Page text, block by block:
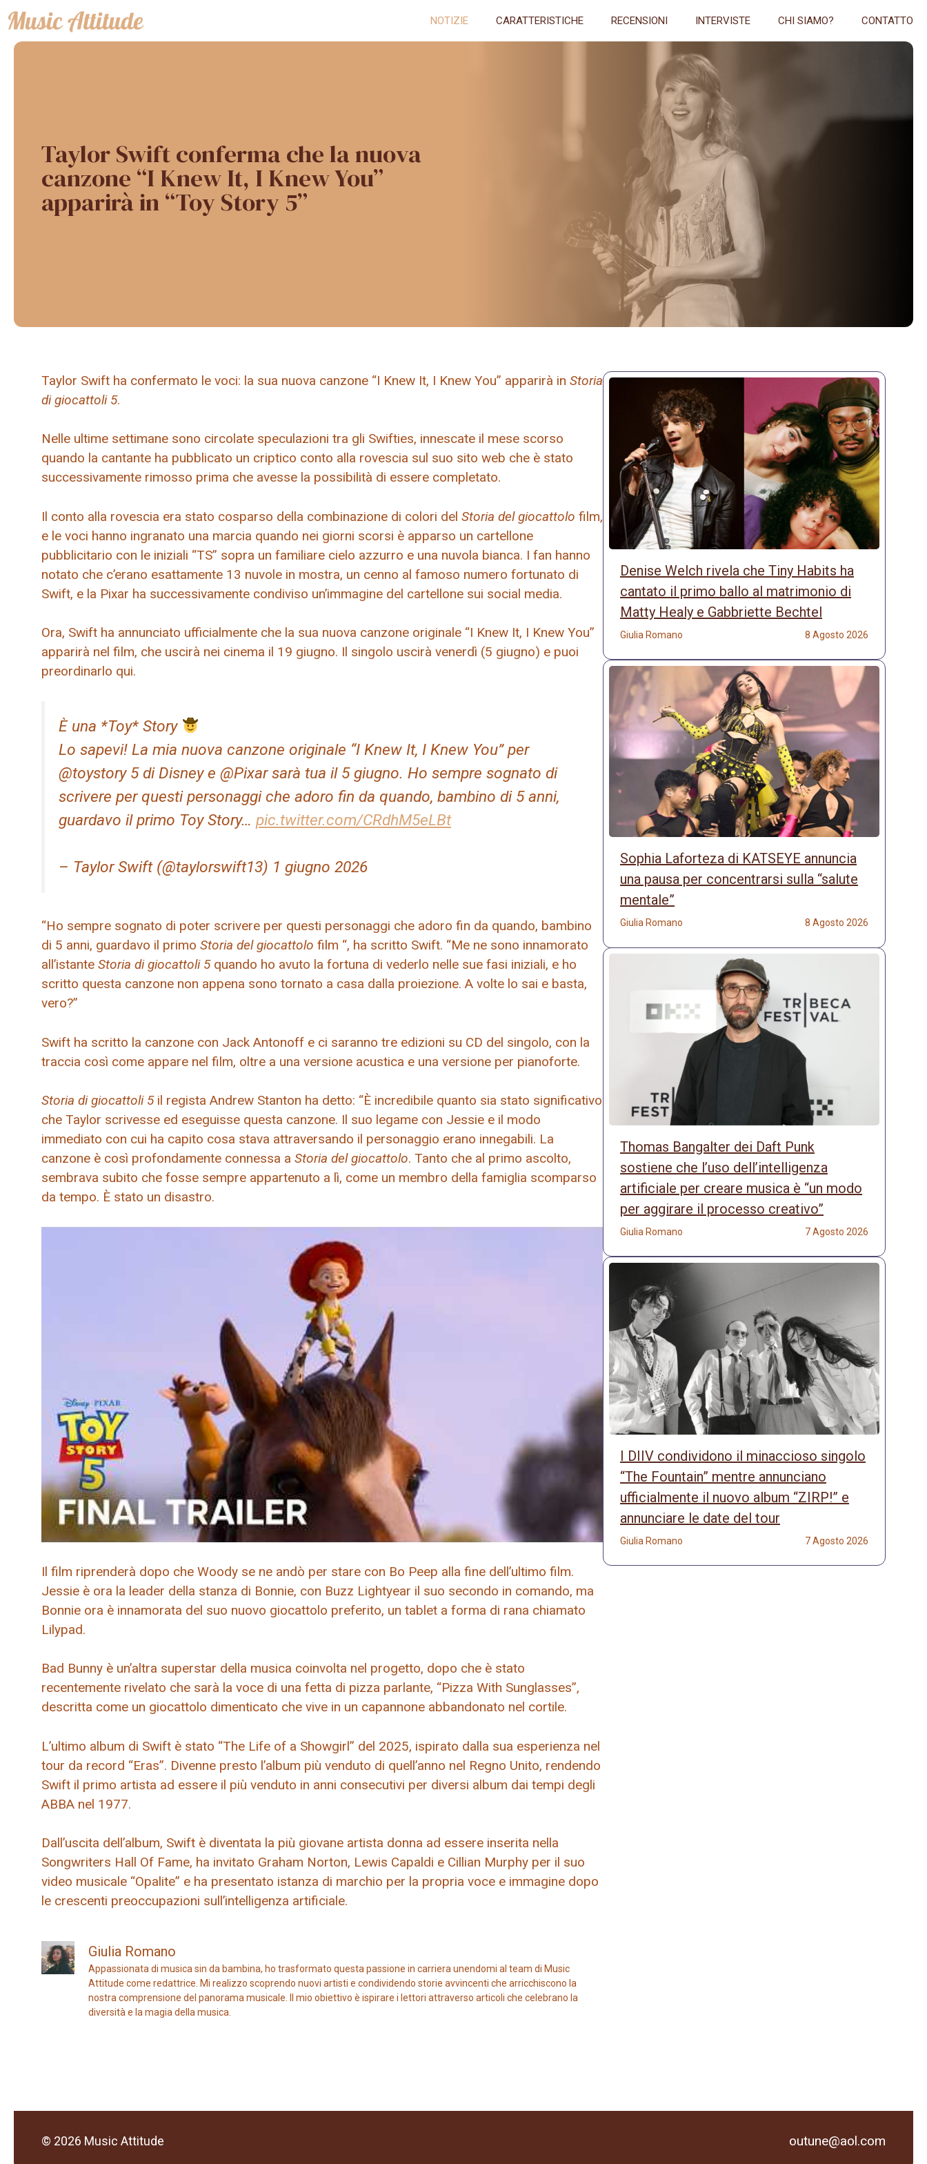
Vai
al
contenuto
NOTIZIE CARATTERISTICHE RECENSIONI INTERVISTE CHI SIAMO? CONTATTO
Taylor Swift conferma che la nuova
canzone “I Knew It, I Knew You”
apparirà in “Toy Story 5”
Taylor Swift ha confermato le voci: la sua nuova canzone “I Knew It, I Knew You” apparirà in Storia
di giocattoli 5.
Nelle ultime settimane sono circolate speculazioni tra gli Swifties, innescate il mese scorso
quando la cantante ha pubblicato un criptico conto alla rovescia sul suo sito web che è stato
successivamente rimosso prima che avesse la possibilità di essere completato.
Il conto alla rovescia era stato cosparso della combinazione di colori del Storia del giocattolo film,
e le voci hanno ingranato una marcia quando nei giorni scorsi è apparso un cartellone
pubblicitario con le iniziali “TS” sopra un familiare cielo azzurro e una nuvola bianca. I fan hanno
notato che c’erano esattamente 13 nuvole in mostra, un cenno al famoso numero fortunato di
Swift, e la Pixar ha successivamente condiviso un’immagine del cartellone sui social media.
Ora, Swift ha annunciato ufficialmente che la sua nuova canzone originale “I Knew It, I Knew You”
apparirà nel film, che uscirà nei cinema il 19 giugno. Il singolo uscirà venerdì (5 giugno) e puoi
preordinarlo qui.
È una *Toy* Story
Lo sapevi! La mia nuova canzone originale “I Knew It, I Knew You” per
@toystory 5 di Disney e @Pixar sarà tua il 5 giugno. Ho sempre sognato di
scrivere per questi personaggi che adoro fin da quando, bambino di 5 anni,
guardavo il primo Toy Story… pic.twitter.com/CRdhM5eLBt
– Taylor Swift (@taylorswift13) 1 giugno 2026
“Ho sempre sognato di poter scrivere per questi personaggi che adoro fin da quando, bambino
di 5 anni, guardavo il primo Storia del giocattolo film “, ha scritto Swift. “Me ne sono innamorato
all’istante Storia di giocattoli 5 quando ho avuto la fortuna di vederlo nelle sue fasi iniziali, e ho
scritto questa canzone non appena sono tornato a casa dalla proiezione. A volte lo sai e basta,
vero?”
Swift ha scritto la canzone con Jack Antonoff e ci saranno tre edizioni su CD del singolo, con la
traccia così come appare nel film, oltre a una versione acustica e una versione per pianoforte.
Storia di giocattoli 5 il regista Andrew Stanton ha detto: “È incredibile quanto sia stato significativo
che Taylor scrivesse ed eseguisse questa canzone. Il suo legame con Jessie e il modo
immediato con cui ha capito cosa stava attraversando il personaggio erano innegabili. La
canzone è così profondamente connessa a Storia del giocattolo. Tanto che al primo ascolto,
sembrava subito che fosse sempre appartenuto a lì, come un membro della famiglia scomparso
da tempo. È stato un disastro.
Il film riprenderà dopo che Woody se ne andò per stare con Bo Peep alla fine dell’ultimo film.
Jessie è ora la leader della stanza di Bonnie, con Buzz Lightyear il suo secondo in comando, ma
Bonnie ora è innamorata del suo nuovo giocattolo preferito, un tablet a forma di rana chiamato
Lilypad.
Bad Bunny è un’altra superstar della musica coinvolta nel progetto, dopo che è stato
recentemente rivelato che sarà la voce di una fetta di pizza parlante, “Pizza With Sunglasses”,
descritta come un giocattolo dimenticato che vive in un capannone abbandonato nel cortile.
L’ultimo album di Swift è stato “The Life of a Showgirl” del 2025, ispirato dalla sua esperienza nel
tour da record “Eras”. Divenne presto l’album più venduto di quell’anno nel Regno Unito, rendendo
Swift il primo artista ad essere il più venduto in anni consecutivi per diversi album dai tempi degli
ABBA nel 1977.
Dall’uscita dell’album, Swift è diventata la più giovane artista donna ad essere inserita nella
Songwriters Hall Of Fame, ha invitato Graham Norton, Lewis Capaldi e Cillian Murphy per il suo
video musicale “Opalite” e ha presentato istanza di marchio per la propria voce e immagine dopo
le crescenti preoccupazioni sull’intelligenza artificiale.
Giulia Romano
Appassionata di musica sin da bambina, ho trasformato questa passione in carriera unendomi al team di Music
Attitude come redattrice. Mi realizzo scoprendo nuovi artisti e condividendo storie avvincenti che arricchiscono la
nostra comprensione del panorama musicale. Il mio obiettivo è ispirare i lettori attraverso articoli che celebrano la
diversità e la magia della musica.
Denise Welch rivela che Tiny Habits ha
cantato il primo ballo al matrimonio di
Matty Healy e Gabbriette Bechtel
Giulia Romano 8 Agosto 2026
Sophia Laforteza di KATSEYE annuncia
una pausa per concentrarsi sulla “salute
mentale”
Giulia Romano 8 Agosto 2026
Thomas Bangalter dei Daft Punk
sostiene che l’uso dell’intelligenza
artificiale per creare musica è “un modo
per aggirare il processo creativo”
Giulia Romano 7 Agosto 2026
I DIIV condividono il minaccioso singolo
“The Fountain” mentre annunciano
ufficialmente il nuovo album “ZIRP!” e
annunciare le date del tour
Giulia Romano 7 Agosto 2026
© 2026 Music Attitude outune@aol.com